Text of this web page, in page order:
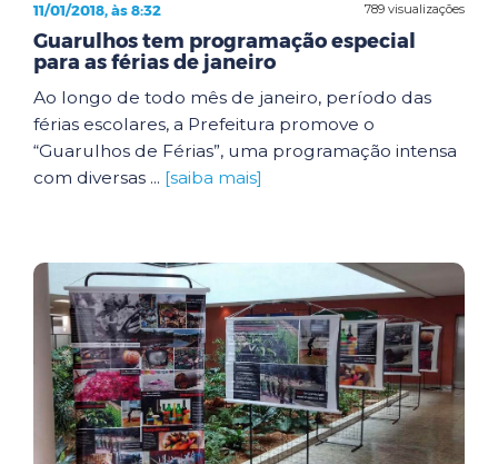
789 visualizações
11/01/2018, às 8:32
Guarulhos tem programação especial
para as férias de janeiro
Ao longo de todo mês de janeiro, período das
férias escolares, a Prefeitura promove o
“Guarulhos de Férias”, uma programação intensa
com diversas ... [saiba mais]